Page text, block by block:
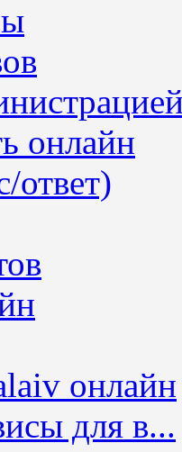
онлайн
ответ)
онлайн
для в...